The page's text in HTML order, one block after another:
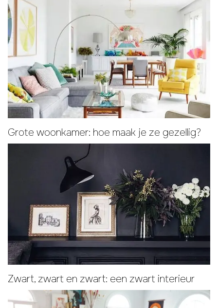
Grote woonkamer: hoe maak je ze gezellig?
Zwart, zwart en zwart: een zwart interieur